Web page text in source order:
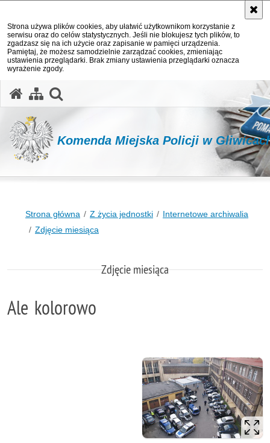
Strona używa plików cookies, aby ułatwić użytkownikom korzystanie z
serwisu oraz do celów statystycznych. Jeśli nie blokujesz tych plików, to
zgadzasz się na ich użycie oraz zapisanie w pamięci urządzenia.
Pamiętaj, że możesz samodzielnie zarządzać cookies, zmieniając
ustawienia przeglądarki. Brak zmiany ustawienia przeglądarki oznacza
wyrażenie zgody.
Komenda Miejska Policji w
Strona główna Z życia jednostki
Internetowe archiwalia
Zdjęcie miesiąca
Zdjęcie miesiąca
Ale kolorowo